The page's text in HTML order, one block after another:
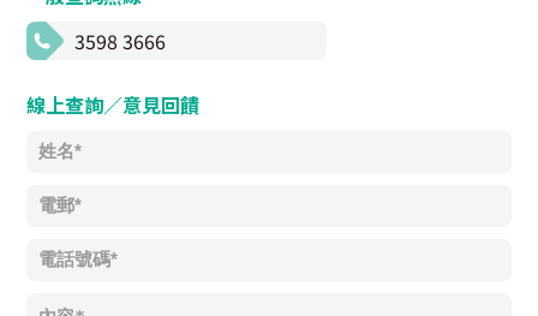
3598 3666
線上查詢／意見回饋